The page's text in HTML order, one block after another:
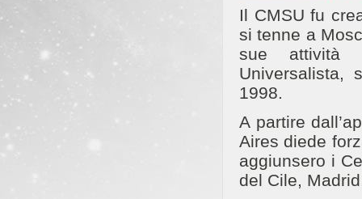
Il CMSU fu
si tenne a
sue attività
Universalista,
1998.
A partire
Aires diede
aggiunsero i
del Cile,